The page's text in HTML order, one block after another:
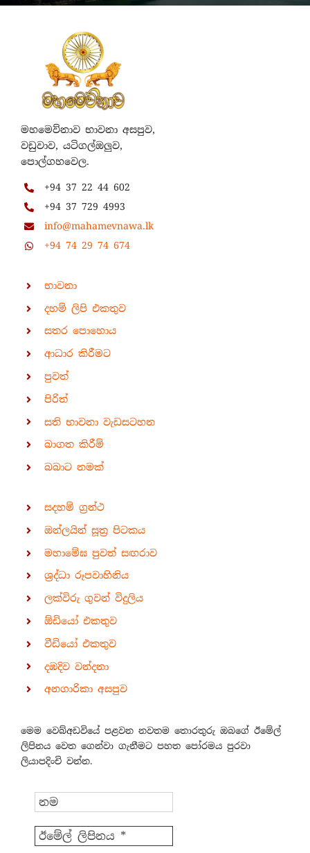
මහමෙව්නාව භාවනා අසපුව,
වඩුවාව, යටිගල්ඔලුව,
පොල්ගහවෙල.
+94 37 22 44 602
+94 37 729 4993
info@mahamevnawa.lk
+94 74 29 74 674
භාවනා
දහම් ලිපි එකතුව
සතර පොහොය
ආධාර කිරීමට
පුවත්
පිරිත්
සති භාවනා වැඩසටහන
බාගත කිරීම්
බබාට නමක්
සදහම් ග්‍රන්ථ
ඔන්ලයින් සූත්‍ර පිටකය
මහාමේඝ පුවත් සඟරාව
ශ්‍රද්ධා රූපවාහිනිය
ලක්විරු ගුවන් විදුලිය
ඕඩියෝ එකතුව
වීඩියෝ එකතුව
දඹදිව වන්දනා
අනගාරිකා අසපුව
මෙම වෙබ්අඩවියේ පළවන නවතම තොරතුරු ඔබගේ ඊමේල්
ලිපිනය වෙත ගෙන්වා ගැනීමට පහත පෝරමය පුරවා
ලියාපදිංචි වන්න.